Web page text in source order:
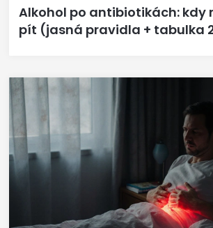
Alkohol po antibiotikách: kdy
pít (jasná pravidla + tabulka